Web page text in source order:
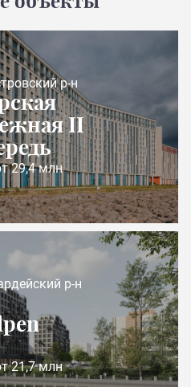
р-н
II
29,4 млн
р-н
21,7 млн